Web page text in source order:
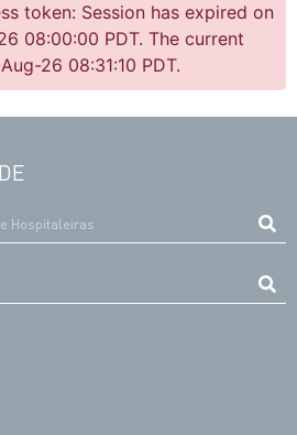
token: Session has expired on
08:00:00 PDT. The current
26 08:31:10 PDT.